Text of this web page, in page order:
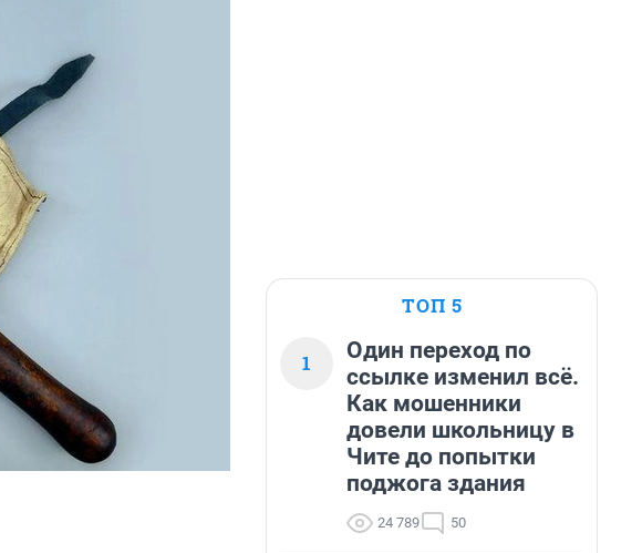
ТОП 5
1
Один переход по
ссылке изменил всё.
Как мошенники
довели школьницу в
Чите до попытки
поджога здания
24 789 50